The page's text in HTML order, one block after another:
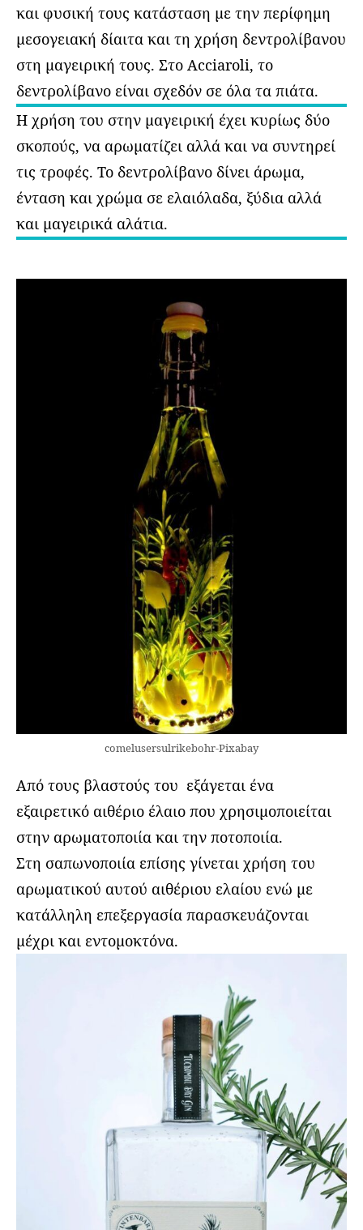
και φυσική τους κατάσταση με την περίφημη
μεσογειακή δίαιτα και τη χρήση δεντρολίβανου
στη μαγειρική τους. Στο Acciaroli, το
δεντρολίβανο είναι σχεδόν σε όλα τα πιάτα.
Η χρήση του στην μαγειρική έχει κυρίως δύο
σκοπούς, να αρωματίζει αλλά και να συντηρεί
τις τροφές. Το δεντρολίβανο δίνει άρωμα,
ένταση και χρώμα σε ελαιόλαδα, ξύδια αλλά
και μαγειρικά αλάτια.
comelusersulrikebohr-Pixabay
Από τους βλαστούς του εξάγεται ένα
εξαιρετικό αιθέριο έλαιο που χρησιμοποιείται
στην αρωματοποιία και την ποτοποιία.
Στη σαπωνοποιία επίσης γίνεται χρήση του
αρωματικού αυτού αιθέριου ελαίου ενώ με
κατάλληλη επεξεργασία παρασκευάζονται
μέχρι και εντομοκτόνα.